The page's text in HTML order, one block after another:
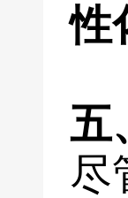
性
五
尽